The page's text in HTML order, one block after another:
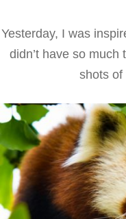
Yesterday, I was
didn’t have so
shots of